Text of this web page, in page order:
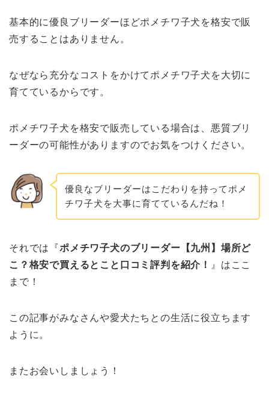
基本的に優良ブリーダーほどポメチワ子犬を格安で販
売することはありません。
なぜなら充分なコストをかけてポメチワ子犬を大切に
育てているからです。
ポメチワ子犬を格安で販売している場合は、悪質ブリ
ーダーの可能性がありますのでお気をつけください。
優良なブリーダーはこだわりを持ってポメ
チワ子犬を大事に育てているんだね！
それでは『ポメチワ子犬のブリーダー【九州】場所ど
こ？格安で買えるとこと口コミ評判を紹介！
』はここ
まで！
この記事がみなさんや愛犬たちとの生活に役立ちます
ように。
またお会いしましょう！